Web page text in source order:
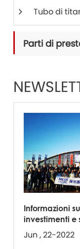
Tubo di
Parti di
Informazioni
investimenti e
Jun , 22-2022